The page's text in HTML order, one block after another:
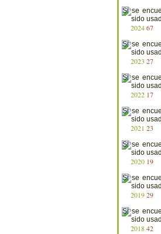
202467
2023 27
2022 17
2021 23
2020 19
201929
201842